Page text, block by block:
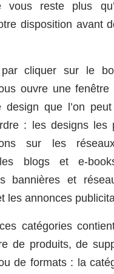
vous reste plus
disposition avant
par cliquer sur le
ouvre une
design que l’on
: les designs les
sur les
les blogs et e-
bannières et
les annonces
catégories
de produits, de
de formats : la